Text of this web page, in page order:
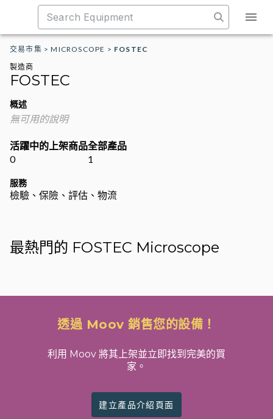
交易市集 >MICROSCOPE > FOSTEC
製造商
FOSTEC
概述
無可用的說明
活躍中的上架商品
0
全部產品
1
服務
檢驗、保險、評估、物流
最熱門的 FOSTEC Microscope
透過 Moov 銷售您的設備！
利用 Moov 將其上架並立即找到完美的買
家。
建立產品介紹頁面